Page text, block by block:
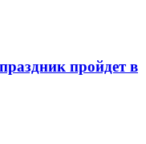
пройдет в